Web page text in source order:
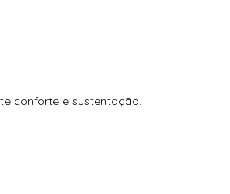
conforte e sustentação.